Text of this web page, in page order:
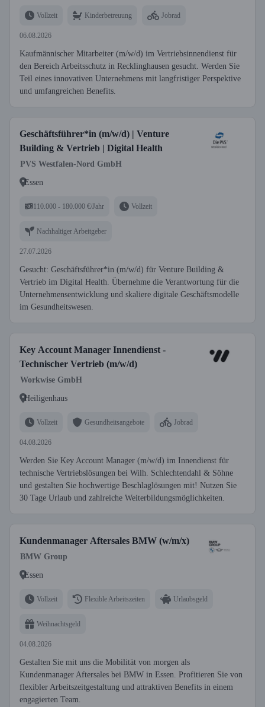
Vollzeit Kinderbetreuung Jobrad
06.08.2026
Kaufmännischer Mitarbeiter (m/w/d) im Vertriebsinnendienst für
den Bereich Arbeitsschutz in Recklinghausen gesucht. Werden Sie
Teil eines innovativen Unternehmens mit langfristiger Perspektive
und umfangreichen Benefits.
Geschäftsführer*in (m/w/d) | Venture
Building & Vertrieb | Digital Health
PVS Westfalen-Nord GmbH
Essen
110.000 - 180.000 €/Jahr Vollzeit
Nachhaltiger Arbeitgeber
27.07.2026
Gesucht: Geschäftsführer*in (m/w/d) für Venture Building &
Vertrieb im Digital Health. Übernehme die Verantwortung für die
Unternehmensentwicklung und skaliere digitale Geschäftsmodelle
im Gesundheitswesen.
Key Account Manager Innendienst -
Technischer Vertrieb (m/w/d)
Workwise GmbH
Heiligenhaus
Vollzeit Gesundheitsangebote Jobrad
04.08.2026
Werden Sie Key Account Manager (m/w/d) im Innendienst für
technische Vertriebslösungen bei Wilh. Schlechtendahl & Söhne
und gestalten Sie hochwertige Beschlaglösungen mit! Nutzen Sie
30 Tage Urlaub und zahlreiche Weiterbildungsmöglichkeiten.
Kundenmanager Aftersales BMW (w/m/x)
BMW Group
Essen
Vollzeit Flexible Arbeitszeiten Urlaubsgeld
Weihnachtsgeld
04.08.2026
Gestalten Sie mit uns die Mobilität von morgen als
Kundenmanager Aftersales bei BMW in Essen. Profitieren Sie von
flexibler Arbeitszeitgestaltung und attraktiven Benefits in einem
engagierten Team.